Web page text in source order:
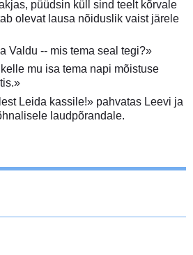
püüdsin küll sind teelt kõrvale
olevat lausa nõiduslik vaist järele
Valdu -- mis tema seal tegi?»
mu isa tema napi mõistuse
Leida kassile!» pahvatas Leevi ja
laudpõrandale.